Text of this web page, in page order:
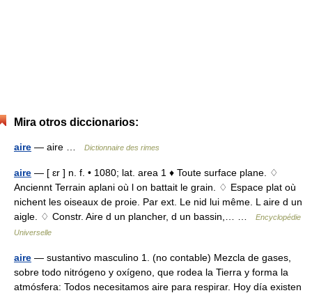
Mira otros diccionarios:
aire — aire … Dictionnaire des rimes
aire — [ ɛr ] n. f. • 1080; lat. area 1 ♦ Toute surface plane. ♢
Anciennt Terrain aplani où l on battait le grain. ♢ Espace plat où
nichent les oiseaux de proie. Par ext. Le nid lui même. L aire d un
aigle. ♢ Constr. Aire d un plancher, d un bassin,… …
Encyclopédie
Universelle
aire — sustantivo masculino 1. (no contable) Mezcla de gases,
sobre todo nitrógeno y oxígeno, que rodea la Tierra y forma la
atmósfera: Todos necesitamos aire para respirar. Hoy día existen